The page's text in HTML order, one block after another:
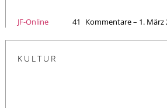
JF-Online 41 Kommentare – 1. März
KULTUR